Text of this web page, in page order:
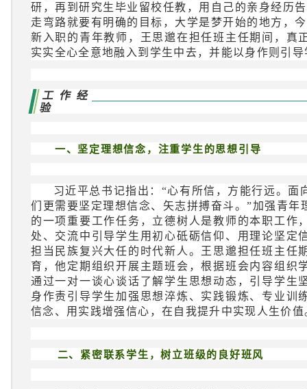
研，再到研究生毕业留校任教，用自己的亲身经历
走弯路就要有明确的目标，大学是梦开始的地方，
新入职的青年教师，王思邈在担任班主任期间，真
实实全心全意地融入到学生中去，并能以身作则引
工作经
验
一、坚定理想信念，注重学生的思想引导
习近平总书记指出：“心有所信，方能行远。面
们更需要坚定理想信念、矢志拼搏奋斗。”加强青年
的一项重要工作任务，立德树人是教师的本职工作
处、交流中引导学生用初心砥砺信仰、用理论坚定
担当民族复兴大任的时代新人。王思邈担任班主任
育，他定期组织开展主题班会，根据班会内容组织
通过一对一谈心谈话了解学生思想动态，引导学生
身作责引导学生加强思想淬炼、实践锻炼、专业训
信念、用实践增强信心，在自我提升中实现人生价值
二、紧密联系学生，树立班级的良好班风